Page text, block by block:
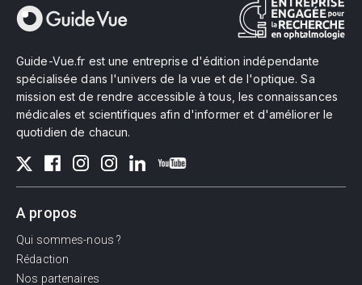
Guide-Vue.fr est une entreprise d'édition indépendante
spécialisée dans l'univers de la vue et de l'optique. Sa
mission est de rendre accessible à tous, les connaissances
médicales et scientifiques afin d'informer et d'améliorer le
quotidien de chacun.
A propos
Qui sommes-nous ?
Rédaction
Nos partenaires